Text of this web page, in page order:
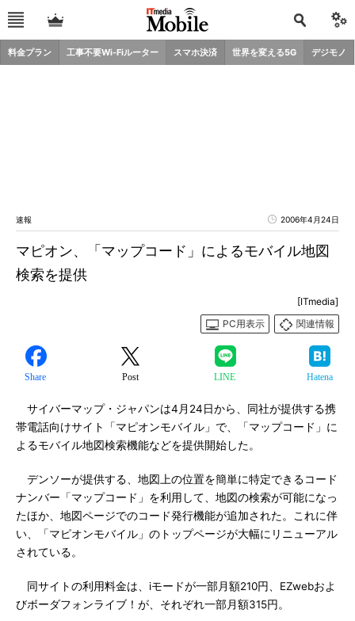
料金プラン 工事不要Wi-Fiルーター スマホ決済 世界を変える5G デジモノ
速報 2006年4月24日
マピオン、「マップコード」によるモバイル地図
検索を提供
[ITmedia]
PC用表示
関連情報
Share Post LINE Hatena
サイバーマップ・ジャパンは4月24日から、同社が提供する携
帯電話向けサイト「マピオンモバイル」で、「マップコード」に
よるモバイル地図検索機能などを提供開始した。
デンソーが提供する、地図上の位置を簡単に特定できるコード
ナンバー「マップコード」を利用して、地図の検索が可能になっ
たほか、地図ページでのコード発行機能が追加された。これに伴
い、「マピオンモバイル」のトップページが大幅にリニューアル
されている。
同サイトの利用料金は、iモードが一部月額210円、EZwebおよ
びボーダフォンライブ！が、それぞれ一部月額315円。